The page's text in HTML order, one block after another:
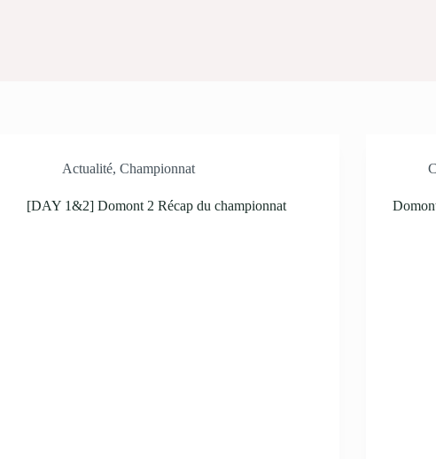
Actualité, Championnat
[DAY 1&2] Domont 2 Récap du championnat